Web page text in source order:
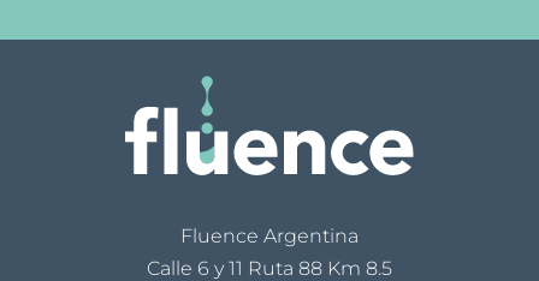
Fluence Argentina
Calle 6 y 11 Ruta 88 Km 8.5